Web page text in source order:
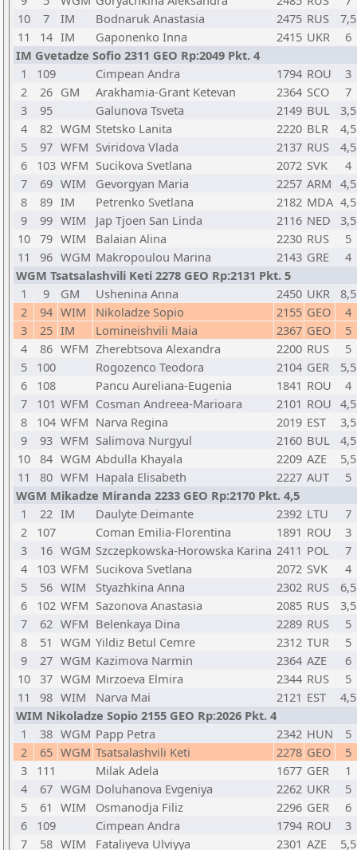
10
7 IM Bodnaruk Anastasia 2475 RUS
7,5
11
14 IM Gaponenko Inna 2415 UKR
6
IM Gvetadze Sofio 2311 GEO Rp:2049 Pkt. 4
1
109 Cimpean Andra 1794 ROU
3
2
26 GM Arakhamia-Grant Ketevan 2364 SCO
7
3
95 Galunova Tsveta 2149 BUL
3,5
4
82 WGM Stetsko Lanita 2220 BLR
4,5
5
97 WFM Sviridova Vlada 2137 RUS
4,5
6
103 WFM Sucikova Svetlana 2072 SVK
4
7
69 WIM Gevorgyan Maria 2257 ARM 4,5
8
89 IM Petrenko Svetlana 2182 MDA 4,5
9
99 WIM Jap Tjoen San Linda 2116 NED
3,5
10 79 WIM Balaian Alina 2230 RUS
5
11
96 WGM Makropoulou Marina 2143 GRE
4
WGM Tsatsalashvili Keti 2278 GEO Rp:2131 Pkt. 5
1
9 GM Ushenina Anna 2450 UKR
8,5
2
94 WIM Nikoladze Sopio 2155 GEO
4
3
25 IM Lomineishvili Maia 2367 GEO
5
4
86 WFM Zherebtsova Alexandra 2200 RUS
5
5
100 Rogozenco Teodora 2104 GER
5,5
6
108 Pancu Aureliana-Eugenia 1841 ROU
4
7
101 WFM Cosman Andreea-Marioara 2101 ROU 4,5
8
104 WFM Narva Regina 2019 EST
3,5
9
93 WFM Salimova Nurgyul 2160 BUL
4,5
10 84 WGM Abdulla Khayala 2209 AZE
5,5
11
80 WFM Hapala Elisabeth 2227 AUT
5
WGM Mikadze Miranda 2233 GEO Rp:2170 Pkt. 4,5
1
22 IM Daulyte Deimante 2392 LTU
7
2
107 Coman Emilia-Florentina 1891 ROU
3
3
16 WGM Szczepkowska-Horowska Karina 2411 POL
7
4
103 WFM Sucikova Svetlana 2072 SVK
4
5
56 WIM Styazhkina Anna 2302 RUS
6,5
6
102 WFM Sazonova Anastasia 2085 RUS
3,5
7
62 WFM Belenkaya Dina 2289 RUS
5
8
51 WGM Yildiz Betul Cemre 2312 TUR
5
9
27 WGM Kazimova Narmin 2364 AZE
6
10 37 WGM Mirzoeva Elmira 2344 RUS
5
11
98 WIM Narva Mai 2121 EST
4,5
WIM Nikoladze Sopio 2155 GEO Rp:2026 Pkt. 4
1
38 WGM Papp Petra 2342 HUN
5
2
65 WGM Tsatsalashvili Keti 2278 GEO
5
3
111 Milak Adela 1677 GER
1
4
67 WGM Doluhanova Evgeniya 2262 UKR
5
5
61 WIM Osmanodja Filiz 2296 GER
6
6
109 Cimpean Andra 1794 ROU
3
7
58 WIM Fataliyeva Ulviyya 2301 AZE
5,5